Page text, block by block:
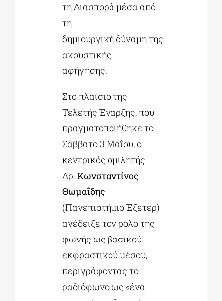
τη Διασπορά μέσα από
τη
δημιουργική δύναμη της
ακουστικής
αφήγησης.
Στο πλαίσιο της
Τελετής Έναρξης, που
πραγματοποιήθηκε το
Σάββατο 3 Μαΐου, ο
κεντρικός ομιλητής
Δρ. Κωνσταντίνος
Θωμαΐδης
(Πανεπιστήμιο Έξετερ)
ανέδειξε τον ρόλο της
φωνής ως βασικού
εκφραστικού μέσου,
περιγράφοντας το
ραδιόφωνο ως «ένα